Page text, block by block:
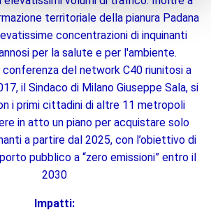
territoriale della pianura Padana
concentrazioni di inquinanti
per la salute e per l'ambiente.
conferenza del network C40 riunitosi a
il Sindaco di Milano Giuseppe Sala, si
i primi cittadini di altre 11 metropoli
in atto un piano per acquistare solo
a partire dal 2025, con l’obiettivo di
pubblico a “zero emissioni” entro il
2030
Impatti: